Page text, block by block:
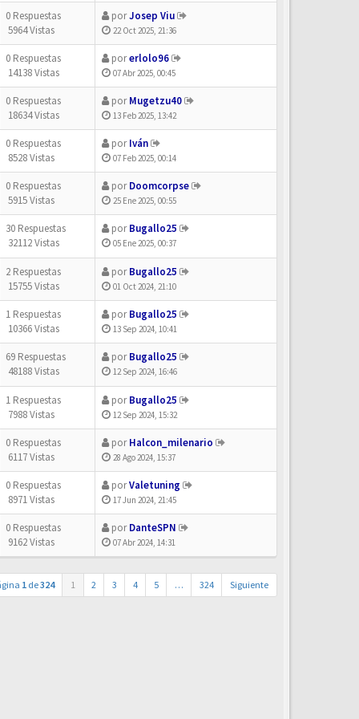
0 Respuestas
5964 Vistas
porJosep Viu
22 Oct 2025, 21:36
0 Respuestas
14138 Vistas
porerlolo96
07 Abr 2025, 00:45
0 Respuestas
18634 Vistas
porMugetzu40
13 Feb 2025, 13:42
0 Respuestas
8528 Vistas
porIván
07 Feb 2025, 00:14
0 Respuestas
5915 Vistas
porDoomcorpse
25 Ene 2025, 00:55
30 Respuestas
32112 Vistas
porBugallo25
05 Ene 2025, 00:37
2 Respuestas
15755 Vistas
porBugallo25
01 Oct 2024, 21:10
1 Respuestas
10366 Vistas
porBugallo25
13 Sep 2024, 10:41
69 Respuestas
48188 Vistas
porBugallo25
12 Sep 2024, 16:46
1 Respuestas
7988 Vistas
porBugallo25
12 Sep 2024, 15:32
0 Respuestas
6117 Vistas
porHalcon_milenario
28 Ago 2024, 15:37
0 Respuestas
8971 Vistas
porValetuning
17 Jun 2024, 21:45
0 Respuestas
9162 Vistas
porDanteSPN
07 Abr 2024, 14:31
1 de324 1 2 3 4 5 … 324 Siguiente